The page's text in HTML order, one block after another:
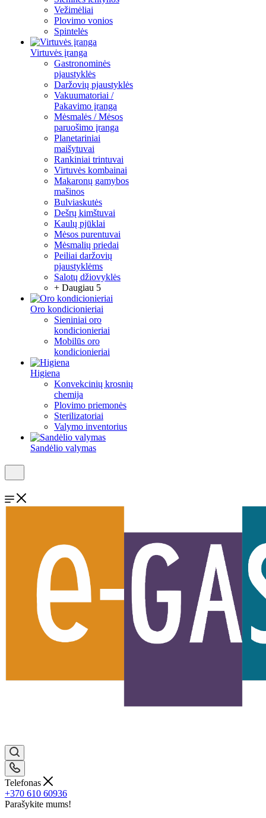
Vežimėliai
Plovimo vonios
Spintelės
Virtuvės įranga
Gastronominės
pjaustyklės
Daržovių pjaustyklės
Vakuumatoriai /
Pakavimo įranga
Mėsmalės / Mėsos
paruošimo įranga
Planetariniai
maišytuvai
Rankiniai trintuvai
Virtuvės kombainai
Makaronų gamybos
mašinos
Bulviaskutės
Dešrų kimštuvai
Kaulų pjūklai
Mėsos purentuvai
Mėsmalių priedai
Peiliai daržovių
pjaustyklėms
Salotų džiovyklės
+ Daugiau 5
Oro kondicionieriai
Sieniniai oro
kondicionieriai
Mobilūs oro
kondicionieriai
Higiena
Konvekcinių krosnių
chemija
Plovimo priemonės
Sterilizatoriai
Valymo inventorius
Sandėlio valymas
Telefonas
+370 610 60936
Parašykite mums!